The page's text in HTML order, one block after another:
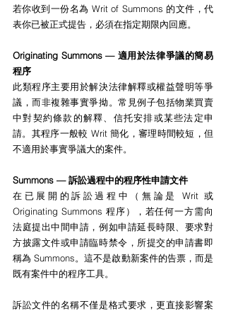
若你收到一份名為 Writ of Summons 的文件，代
表你已被正式提告，必須在指定期限內回應。
Originating Summons — 適用於法律爭議的簡易
程序
此類程序主要用於解決法律解釋或權益聲明等爭
議，而非複雜事實爭拗。常見例子包括物業買賣
中對契約條款的解釋、信托安排或某些法定申
請。其程序一般較 Writ 簡化，審理時間較短，但
不適用於事實爭議大的案件。
Summons — 訴訟過程中的程序性申請文件
在已展開的訴訟過程中（無論是 Writ 或
Originating Summons 程序），若任何一方需向
法庭提出中間申請，例如申請延長時限、要求對
方披露文件或申請臨時禁令，所提交的申請書即
稱為 Summons。這不是啟動新案件的告票，而是
既有案件中的程序工具。
訴訟文件的名稱不僅是格式要求，更直接影響案